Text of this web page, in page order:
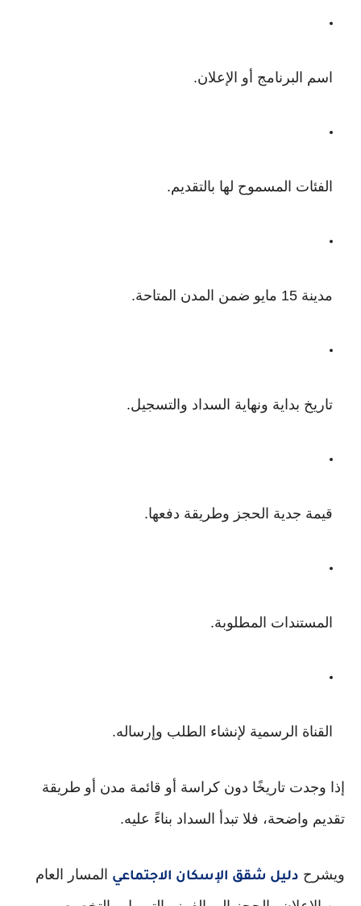
اسم البرنامج أو الإعلان.
الفئات المسموح لها بالتقديم.
مدينة 15 مايو ضمن المدن المتاحة.
تاريخ بداية ونهاية السداد والتسجيل.
قيمة جدية الحجز وطريقة دفعها.
المستندات المطلوبة.
القناة الرسمية لإنشاء الطلب وإرساله.
إذا وجدت تاريخًا دون كراسة أو قائمة مدن أو طريقة
تقديم واضحة، فلا تبدأ السداد بناءً عليه.
ويشرح دليل شقق الإسكان الاجتماعي المسار العام